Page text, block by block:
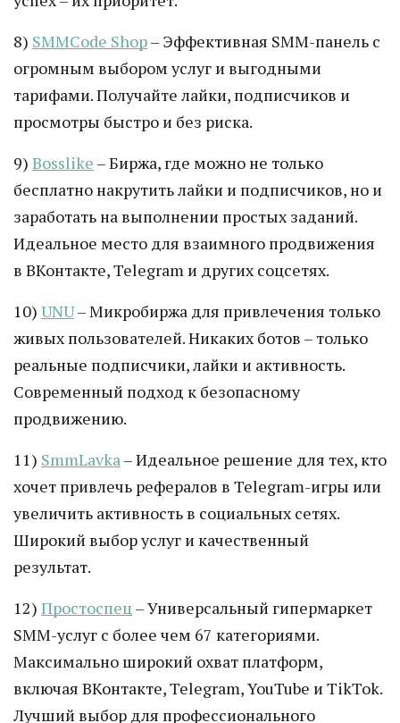
8) SMMCode Shop– Эффективная SMM-панель с
огромным выбором услуг и выгодными
тарифами. Получайте лайки, подписчиков и
просмотры быстро и без риска.
9) Bosslike – Биржа, где можно не только
бесплатно накрутить лайки и подписчиков, но и
заработать на выполнении простых заданий.
Идеальное место для взаимного продвижения
в ВКонтакте, Telegram и других соцсетях.
10) UNU– Микробиржа для привлечения только
живых пользователей. Никаких ботов – только
реальные подписчики, лайки и активность.
Современный подход к безопасному
продвижению.
11) SmmLavka– Идеальное решение для тех, кто
хочет привлечь рефералов в Telegram-игры или
увеличить активность в социальных сетях.
Широкий выбор услуг и качественный
результат.
12) Простоспец– Универсальный гипермаркет
SMM-услуг с более чем 67 категориями.
Максимально широкий охват платформ,
включая ВКонтакте, Telegram, YouTube и TikTok.
Лучший выбор для профессионального